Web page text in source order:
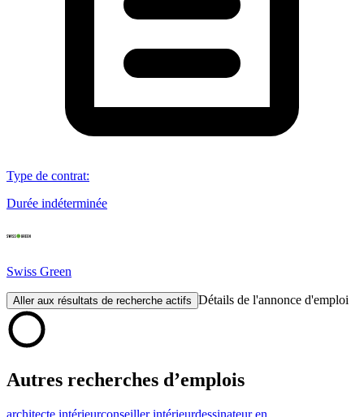
Type de contrat:
Durée indéterminée
Swiss Green
Aller aux résultats de recherche actifs Détails de l'annonce d'emploi
Autres recherches d’emplois
architecte intérieurconseiller intérieurdessinateur en